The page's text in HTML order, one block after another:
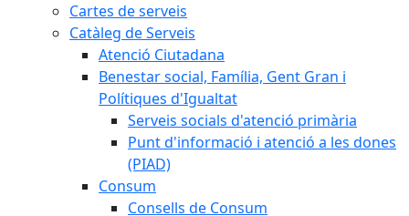
Cartes de serveis
Catàleg de Serveis
Atenció Ciutadana
Benestar social, Família, Gent Gran i
Polítiques d'Igualtat
Serveis socials d'atenció primària
Punt d'informació i atenció a les dones
(PIAD)
Consum
Consells de Consum